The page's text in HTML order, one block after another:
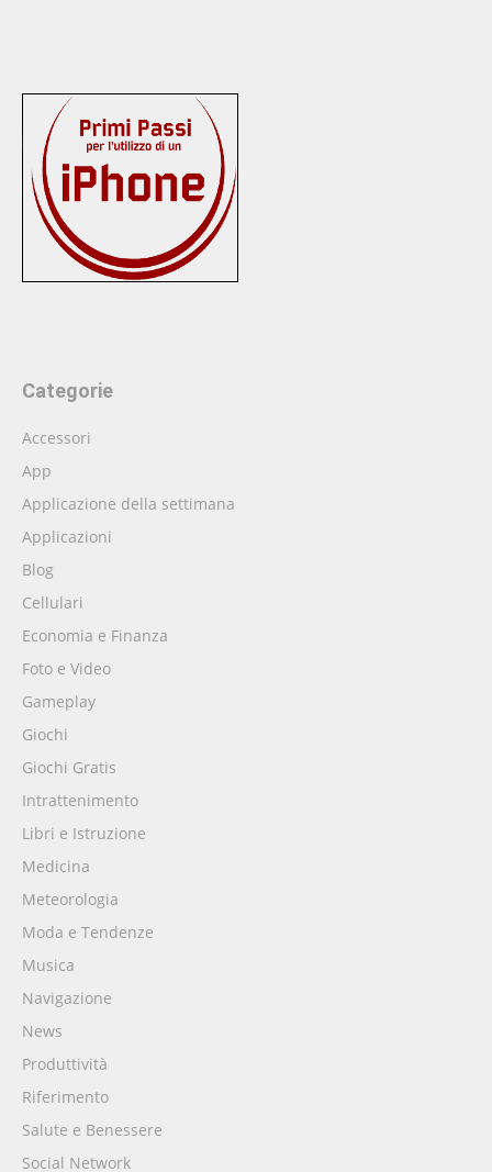
Categorie
Accessori
App
Applicazione della settimana
Applicazioni
Blog
Cellulari
Economia e Finanza
Foto e Video
Gameplay
Giochi
Giochi Gratis
Intrattenimento
Libri e Istruzione
Medicina
Meteorologia
Moda e Tendenze
Musica
Navigazione
News
Produttività
Riferimento
Salute e Benessere
Social Network